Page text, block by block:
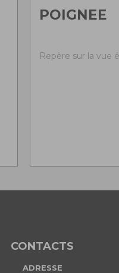
POIGNEE
Repère sur la vue
CONTACTS
ADRESSE